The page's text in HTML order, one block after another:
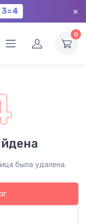
3=4 ×
0
была удалена.